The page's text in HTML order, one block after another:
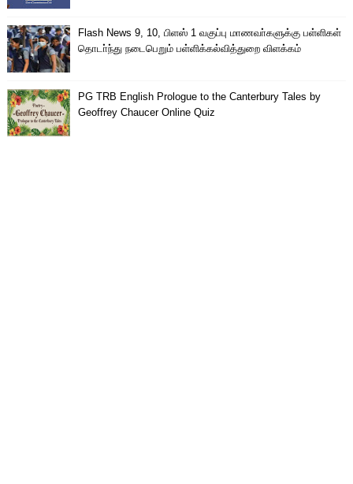
Flash News 9, 10, பிளஸ் 1 வகுப்பு மாணவா்களுக்கு பள்ளிகள்
தொடா்ந்து நடைபெறும் பள்ளிக்கல்வித்துறை விளக்கம்
PG TRB English Prologue to the Canterbury Tales by
Geoffrey Chaucer Online Quiz